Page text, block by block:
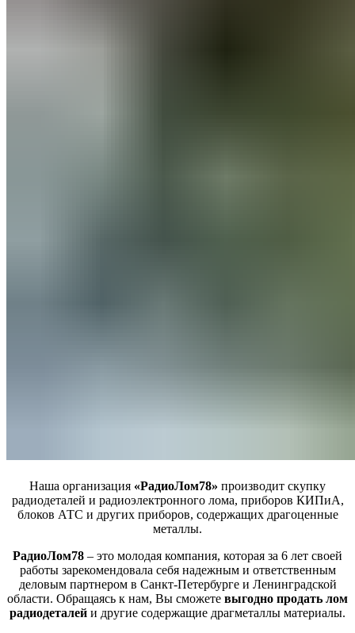
Наша организация «РадиоЛом78» производит скупку
радиодеталей и радиоэлектронного лома, приборов КИПиА,
блоков АТС и других приборов, содержащих драгоценные
металлы.
РадиоЛом78 ‒ это молодая компания, которая за 6 лет своей
работы зарекомендовала себя надежным и ответственным
деловым партнером в Санкт-Петербурге и Ленинградской
области. Обращаясь к нам, Вы сможете выгодно продать лом
радиодеталей и другие содержащие драгметаллы материалы.